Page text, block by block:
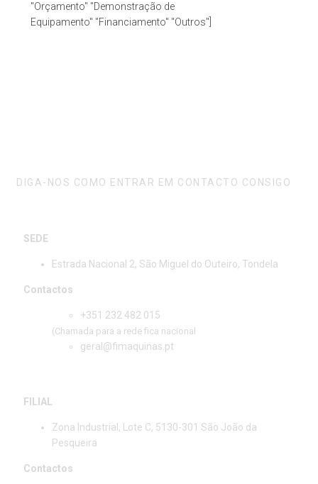
"Orçamento" "Demonstração de
Equipamento" "Financiamento" "Outros"]
DIGA-NOS COMO ENTRAR EM CONTACTO CONSIGO
SEDE
Estrada Nacional 2, São Miguel do Outeiro, Tondela
Contactos
+351 232 482 015
(Chamada para a rede fica nacional
geral@fimaquinas.pt
FILIAL
Zona Industrial, Lote C, 5130-301 São João da
Pesqueira
Contactos